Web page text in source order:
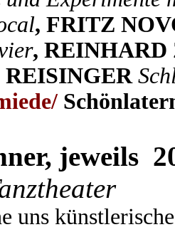
, FRITZ
,
jeweils
uns